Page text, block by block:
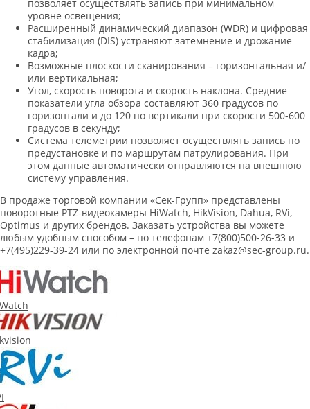
позволяет осуществлять запись при минимальном
уровне освещения;
Расширенный динамический диапазон (WDR) и цифровая
стабилизация (DIS) устраняют затемнение и дрожание
кадра;
Возможные плоскости сканирования – горизонтальная и/
или вертикальная;
Угол, скорость поворота и скорость наклона. Средние
показатели угла обзора составляют 360 градусов по
горизонтали и до 120 по вертикали при скорости 500-600
градусов в секунду;
Система телеметрии позволяет осуществлять запись по
предустановке и по маршрутам патрулирования. При
этом данные автоматически отправляются на внешнюю
систему управления.
В продаже торговой компании «Сек-Групп» представлены
поворотные PTZ-видеокамеры HiWatch, HikVision, Dahua, RVi,
Optimus и других брендов. Заказать устройства вы можете
любым удобным способом – по телефонам +7(800)500-26-33 и
+7(495)229-39-24 или по электронной почте zakaz@sec-group.ru.